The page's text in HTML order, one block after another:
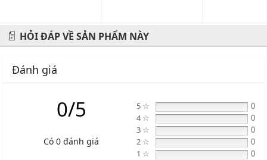
HỎI ĐÁP VỀ SẢN PHẨM NÀY
Đánh giá
0/5
Có 0 đánh giá
5 ☆ 0
4 ☆ 0
3 ☆ 0
2 ☆ 0
1 ☆ 0